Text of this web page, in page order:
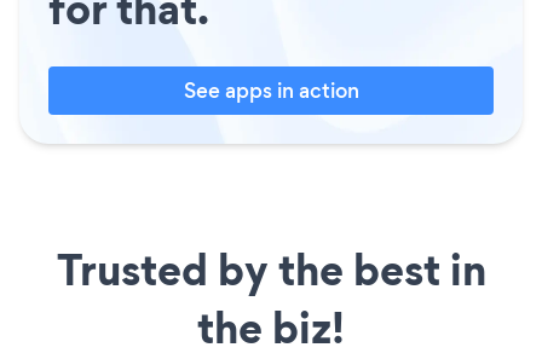
See apps in action
Trusted by the best in
the biz!